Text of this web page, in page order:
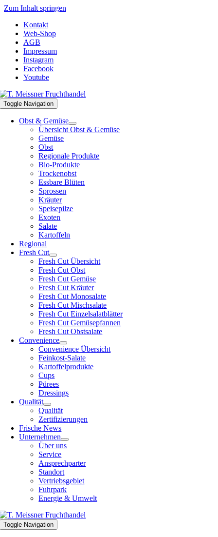
Zum Inhalt springen
Kontakt
Web-Shop
AGB
Impressum
Instagram
Facebook
Youtube
Toggle Navigation
Obst & Gemüse
Übersicht Obst & Gemüse
Gemüse
Obst
Regionale Produkte
Bio-Produkte
Trockenobst
Essbare Blüten
Sprossen
Kräuter
Speisepilze
Exoten
Salate
Kartoffeln
Regional
Fresh Cut
Fresh Cut Übersicht
Fresh Cut Obst
Fresh Cut Gemüse
Fresh Cut Kräuter
Fresh Cut Monosalate
Fresh Cut Mischsalate
Fresh Cut Einzelsalatblätter
Fresh Cut Gemüsepfannen
Fresh Cut Obstsalate
Convenience
Convenience Übersicht
Feinkost-Salate
Kartoffelprodukte
Cups
Pürees
Dressings
Qualität
Qualität
Zertifizierungen
Frische News
Unternehmen
Über uns
Service
Ansprechparter
Standort
Vertriebsgebiet
Fuhrpark
Energie & Umwelt
Toggle Navigation